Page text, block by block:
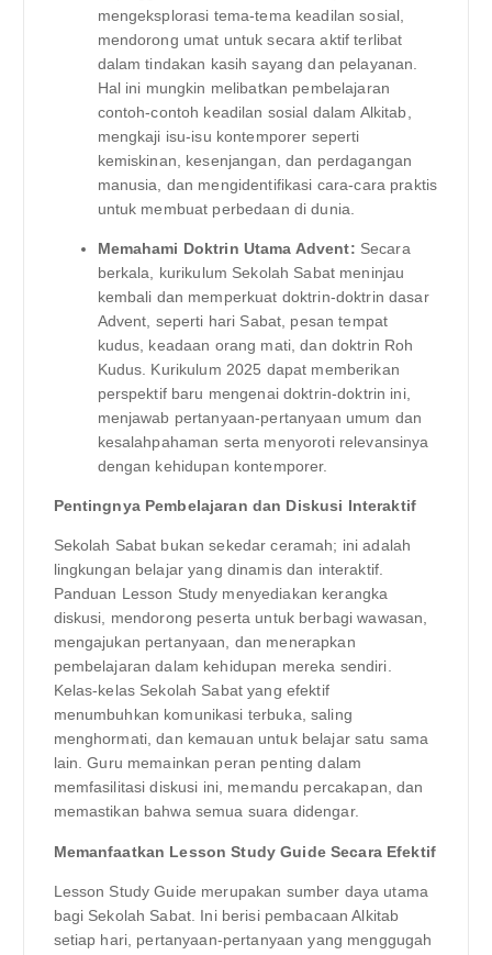
mengeksplorasi tema-tema keadilan sosial,
mendorong umat untuk secara aktif terlibat
dalam tindakan kasih sayang dan pelayanan.
Hal ini mungkin melibatkan pembelajaran
contoh-contoh keadilan sosial dalam Alkitab,
mengkaji isu-isu kontemporer seperti
kemiskinan, kesenjangan, dan perdagangan
manusia, dan mengidentifikasi cara-cara praktis
untuk membuat perbedaan di dunia.
Memahami Doktrin Utama Advent: Secara
berkala, kurikulum Sekolah Sabat meninjau
kembali dan memperkuat doktrin-doktrin dasar
Advent, seperti hari Sabat, pesan tempat
kudus, keadaan orang mati, dan doktrin Roh
Kudus. Kurikulum 2025 dapat memberikan
perspektif baru mengenai doktrin-doktrin ini,
menjawab pertanyaan-pertanyaan umum dan
kesalahpahaman serta menyoroti relevansinya
dengan kehidupan kontemporer.
Pentingnya Pembelajaran dan Diskusi Interaktif
Sekolah Sabat bukan sekedar ceramah; ini adalah
lingkungan belajar yang dinamis dan interaktif.
Panduan Lesson Study menyediakan kerangka
diskusi, mendorong peserta untuk berbagi wawasan,
mengajukan pertanyaan, dan menerapkan
pembelajaran dalam kehidupan mereka sendiri.
Kelas-kelas Sekolah Sabat yang efektif
menumbuhkan komunikasi terbuka, saling
menghormati, dan kemauan untuk belajar satu sama
lain. Guru memainkan peran penting dalam
memfasilitasi diskusi ini, memandu percakapan, dan
memastikan bahwa semua suara didengar.
Memanfaatkan Lesson Study Guide Secara Efektif
Lesson Study Guide merupakan sumber daya utama
bagi Sekolah Sabat. Ini berisi pembacaan Alkitab
setiap hari, pertanyaan-pertanyaan yang menggugah